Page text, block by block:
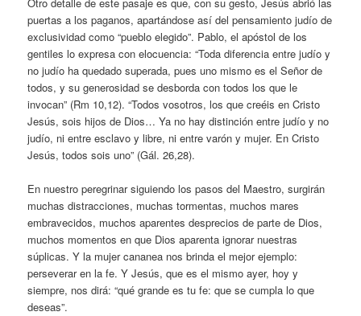
puertas a los paganos, apartándose así del pensamiento judío de
exclusividad como “pueblo elegido”. Pablo, el apóstol de los
gentiles lo expresa con elocuencia: “Toda diferencia entre judío y
no judío ha quedado superada, pues uno mismo es el Señor de
todos, y su generosidad se desborda con todos los que le
invocan” (Rm 10,12). “Todos vosotros, los que creéis en Cristo
Jesús, sois hijos de Dios… Ya no hay distinción entre judío y no
judío, ni entre esclavo y libre, ni entre varón y mujer. En Cristo
Jesús, todos sois uno” (Gál. 26,28).
En nuestro peregrinar siguiendo los pasos del Maestro, surgirán
muchas distracciones, muchas tormentas, muchos mares
embravecidos, muchos aparentes desprecios de parte de Dios,
muchos momentos en que Dios aparenta ignorar nuestras
súplicas. Y la mujer cananea nos brinda el mejor ejemplo:
perseverar en la fe. Y Jesús, que es el mismo ayer, hoy y
siempre, nos dirá: “qué grande es tu fe: que se cumpla lo que
deseas”.